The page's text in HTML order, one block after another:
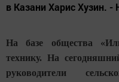
в Казани Харис Хузин.
На базе общества
технику. На
руководители